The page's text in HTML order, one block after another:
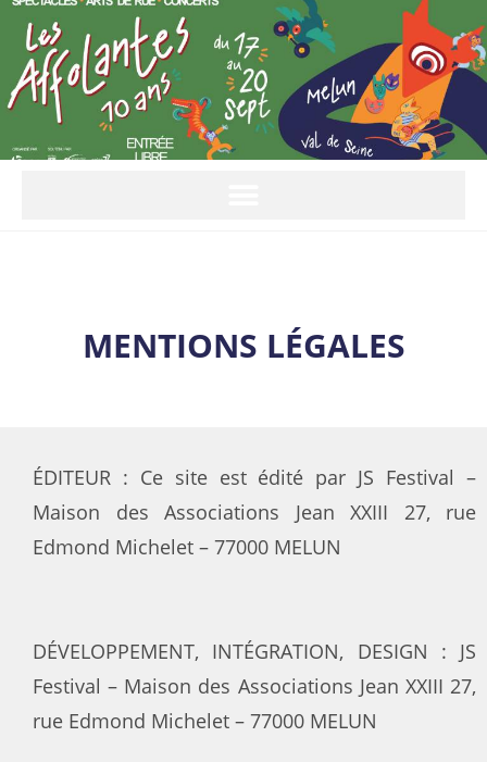
MENTIONS LÉGALES
ÉDITEUR : Ce site est édité par JS Festival –
Maison des Associations Jean XXIII 27, rue
Edmond Michelet – 77000 MELUN
DÉVELOPPEMENT, INTÉGRATION, DESIGN : JS
Festival – Maison des Associations Jean XXIII 27,
rue Edmond Michelet – 77000 MELUN